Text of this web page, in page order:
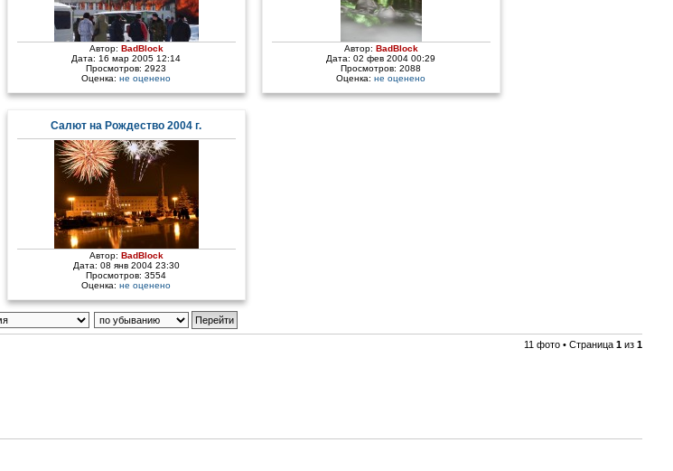
Автор: BadBlock
Дата: 16 мар 2005 12:14
Просмотров: 2923
Оценка:не оценено
Автор: BadBlock
Дата: 02 фев 2004 00:29
Просмотров: 2088
Оценка:не оценено
Салют на Рождество 2004 г.
Автор: BadBlock
Дата: 08 янв 2004 23:30
Просмотров: 3554
Оценка:не оценено
11 фото • Страница1 из1